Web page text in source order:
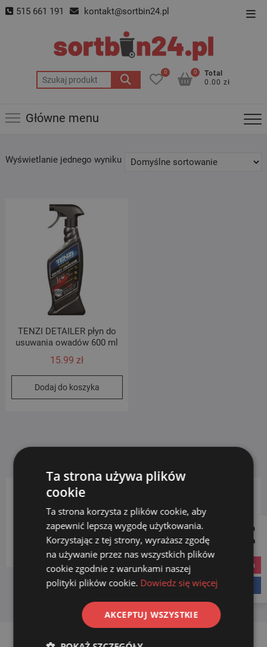
Skip 515 661 191 kontakt@sortbin24.pl
Szukaj:
0
Total
0.00 zł
0
Główne menu
Wyświetlanie jednego wyniku
TENZI DETAILER płyn do
usuwania owadów 600 ml
15.99zł
Dodaj do koszyka
KATEGORIE PRODUKTÓW
Wybierz kategorię
Follow us on
Social Media
instagram
Ta strona używa plików
cookie
Ta strona korzysta z plików cookie, aby
zapewnić lepszą wygodę użytkowania.
Korzystając z tej strony, wyrażasz zgodę
na używanie przez nas wszystkich plików
cookie zgodnie z warunkami naszej
polityki plików cookie. Dowiedz się więcej
AKCEPTUJ WSZYSTKIE